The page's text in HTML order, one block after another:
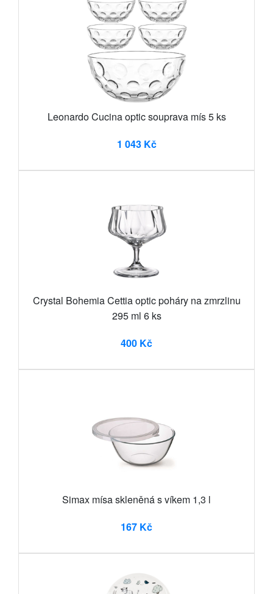
Leonardo Cucina optic souprava mís 5 ks
1 043 Kč
Crystal Bohemia Cettia optic poháry na zmrzlinu
295 ml 6 ks
400 Kč
Simax mísa skleněná s víkem 1,3 l
167 Kč